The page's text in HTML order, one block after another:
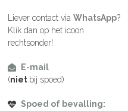
Liever contact via WhatsApp?
Klik dan op het icoon
rechtsonder!
E-mail
(niet bij spoed)
Spoed of bevalling: